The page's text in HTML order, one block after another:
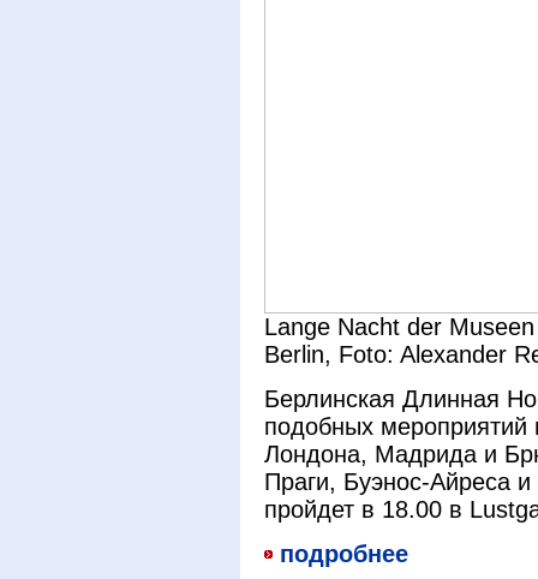
Lange Nacht der
Berlin, Foto: Alexander
Берлинская Длинная
подобных
Лондона, Мадрида и
Праги, Буэнос-Айреса
пройдет в 18.00 в
подробнее